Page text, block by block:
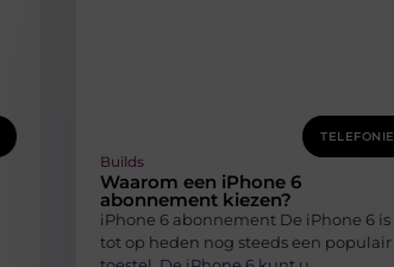
TELEFONIE
Builds
Waarom een iPhone 6
abonnement kiezen?
iPhone 6 abonnement De iPhone 6 is
tot op heden nog steeds een populair